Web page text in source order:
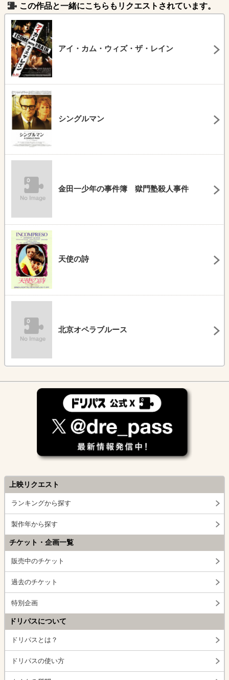
この作品と一緒にこちらもリクエストされています。
アイ・カム・ウィズ・ザ・レイン
シングルマン
金田一少年の事件簿 獄門塾殺人事件
天使の詩
北京オペラブルース
上映リクエスト
ランキングから探す
製作年から探す
チケット・企画一覧
販売中のチケット
過去のチケット
特別企画
ドリパスについて
ドリパスとは？
ドリパスの使い方